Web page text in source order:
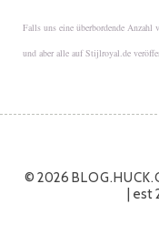
Falls uns eine überbordende Anzahl
und aber alle auf Stijlroyal.de
© 2026
|